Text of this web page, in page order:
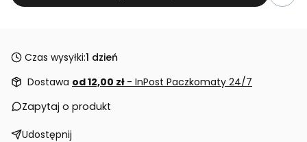
Czas wysyłki:1 dzień
Dostawa od 12,00 zł - InPost Paczkomaty 24/7
Zapytaj o produkt
Udostępnij